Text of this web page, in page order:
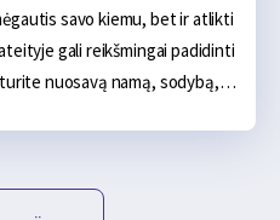
savo kiemu, bet ir atlikti
gali reikšmingai padidinti
nuosavą namą, sodybą, ar